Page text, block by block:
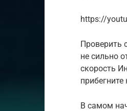
https://
Проверить
не сильно
скорость
В самом